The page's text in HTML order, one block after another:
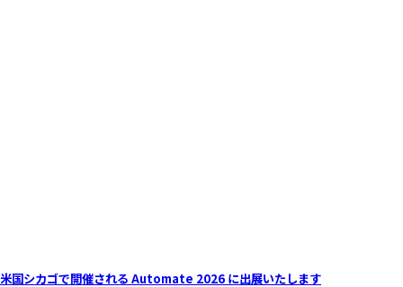
米国シカゴで開催される Automate 2026 に出展いたします